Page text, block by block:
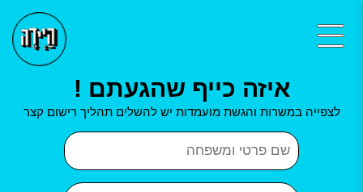
איזה כייף שהגעתם !
לצפייה במשרות והגשת מועמדות יש להשלים תהליך רישום קצר
שם פרטי ושם משפחה
נייד